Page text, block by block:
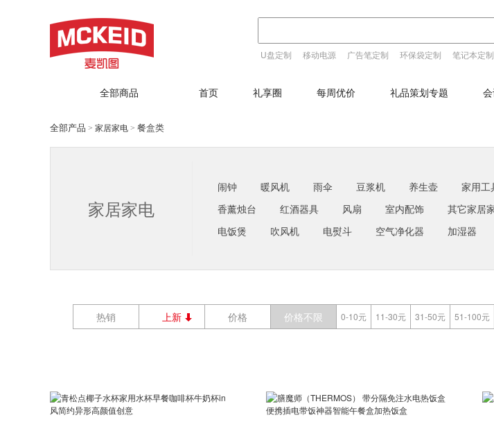
U盘定制 移动电源 广告笔定制 环保袋定制 笔记本定制
全部商品 首页 礼享圈 每周优价 礼品策划专题
全部产品 > 家居家电 > 餐盒类
家居家电
闹钟 暖风机 雨伞 豆浆机 养生壶 家用工
香薰烛台
红酒器具 风扇 室内配饰 其它家居
电饭煲
吹风机 电熨斗 空气净化器 加湿器
热销 上新 价格 价格不限 0-10元 11-30元 31-50元 51-100元